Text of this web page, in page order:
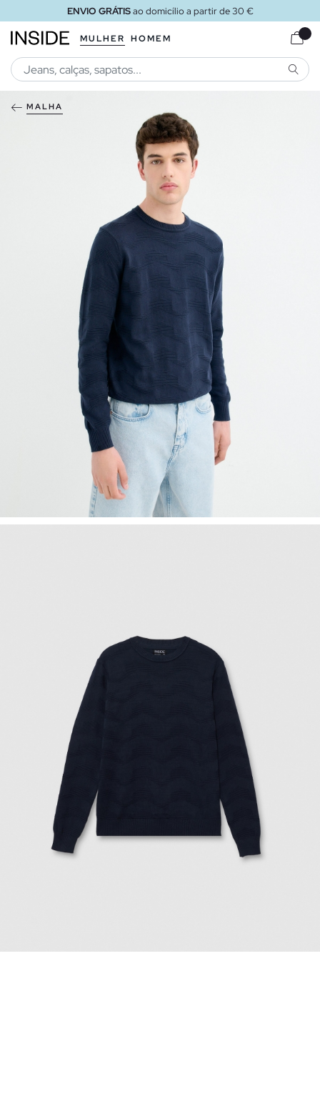
ENVIO GRÁTISao domicílio a partir de 30 €
MULHER HOMEM
MALHA